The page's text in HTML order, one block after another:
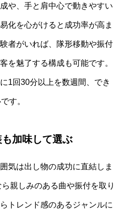
や、手と肩中心で動きやすい
化を心がけると成功率が高ま
者がいれば、隊形移動や振付
を魅了する構成も可能です。
1回30分以上を数週間、でき
す。
加味して選ぶ
気は出し物の成功に直結しま
親しみのある曲や振付を取り
トレンド感のあるジャンルに